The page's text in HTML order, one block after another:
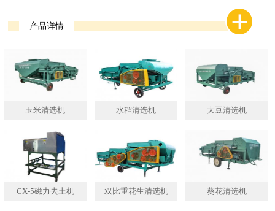
产品详情
玉米清选机 水稻清选机 大豆清选机
CX-5磁力去土机 双比重花生清选机 葵花清选机